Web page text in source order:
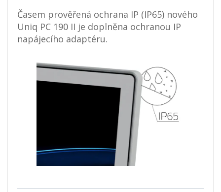
Časem prověřená ochrana IP (IP65) nového
Uniq PC 190 II je doplněna ochranou IP
napájecího adaptéru.